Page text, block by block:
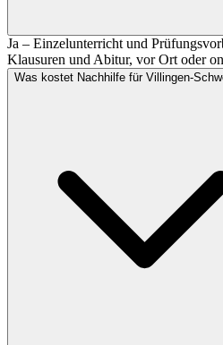
Ja – Einzelunterricht und
Klausuren und Abitur, vor Ort oder
Was kostet Nachhilfe für Villingen-